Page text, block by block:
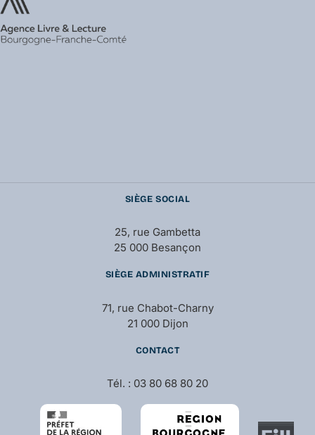
SIÈGE SOCIAL
25, rue Gambetta
25 000 Besançon
SIÈGE ADMINISTRATIF
71, rue Chabot-Charny
21 000 Dijon
CONTACT
Tél. : 03 80 68 80 20